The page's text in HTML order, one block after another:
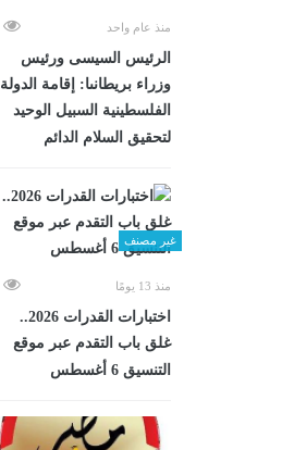
منذ عام واحد
الرئيس السيسى ورئيس
وزراء بريطانىا: إقامة الدولة
الفلسطينية السبيل الوحيد
لتحقيق السلام الدائم
غير مصنف
منذ 13 يومًا
اختبارات القدرات 2026..
غلق باب التقدم عبر موقع
التنسيق 6 أغسطس